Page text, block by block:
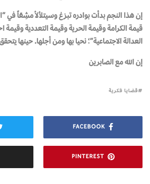
إن هذا النجمبدأت بوادره تبزغ وسيتلألأ مشِعّاً في
قيمةالكرامةوقيمةالحريةوقيمةالتعدديةوقيمة
العدالةالاجتماعية“؛ نحيا بها ومن أجلها. حينها
إن الله مع الصابرين
قضايا فكرية
FACEBOOK
PINTEREST